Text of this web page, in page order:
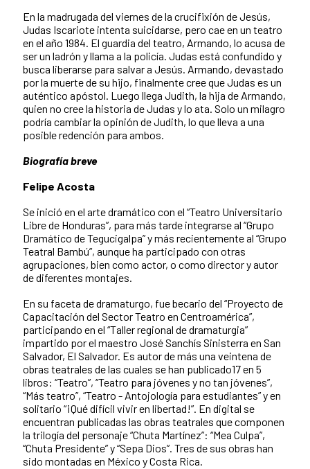
En la madrugada del viernes de la crucifixión de Jesús,
Judas Iscariote intenta suicidarse, pero cae en un teatro
en el año 1984. El guardia del teatro, Armando, lo acusa de
ser un ladrón y llama a la policía. Judas está confundido y
busca liberarse para salvar a Jesús. Armando, devastado
por la muerte de su hijo, finalmente cree que Judas es un
auténtico apóstol. Luego llega Judith, la hija de Armando,
quien no cree la historia de Judas y lo ata. Solo un milagro
podría cambiar la opinión de Judith, lo que lleva a una
posible redención para ambos.
Biografía breve
Felipe Acosta
Se inició en el arte dramático con el “Teatro Universitario
Libre de Honduras”, para más tarde integrarse al “Grupo
Dramático de Tegucigalpa” y más recientemente al “Grupo
Teatral Bambú”, aunque ha participado con otras
agrupaciones, bien como actor, o como director y autor
de diferentes montajes.
En su faceta de dramaturgo, fue becario del “Proyecto de
Capacitación del Sector Teatro en Centroamérica”,
participando en el “Taller regional de dramaturgia”
impartido por el maestro José Sanchís Sinisterra en San
Salvador, El Salvador. Es autor de más una veintena de
obras teatrales de las cuales se han publicado17 en 5
libros: “Teatro”, “Teatro para jóvenes y no tan jóvenes”,
“Más teatro”, “Teatro - Antojología para estudiantes” y en
solitario “¡Qué difícil vivir en libertad!”. En digital se
encuentran publicadas las obras teatrales que componen
la trilogía del personaje “Chuta Martínez”: “Mea Culpa”,
“Chuta Presidente” y “Sepa Dios”. Tres de sus obras han
sido montadas en México y Costa Rica.